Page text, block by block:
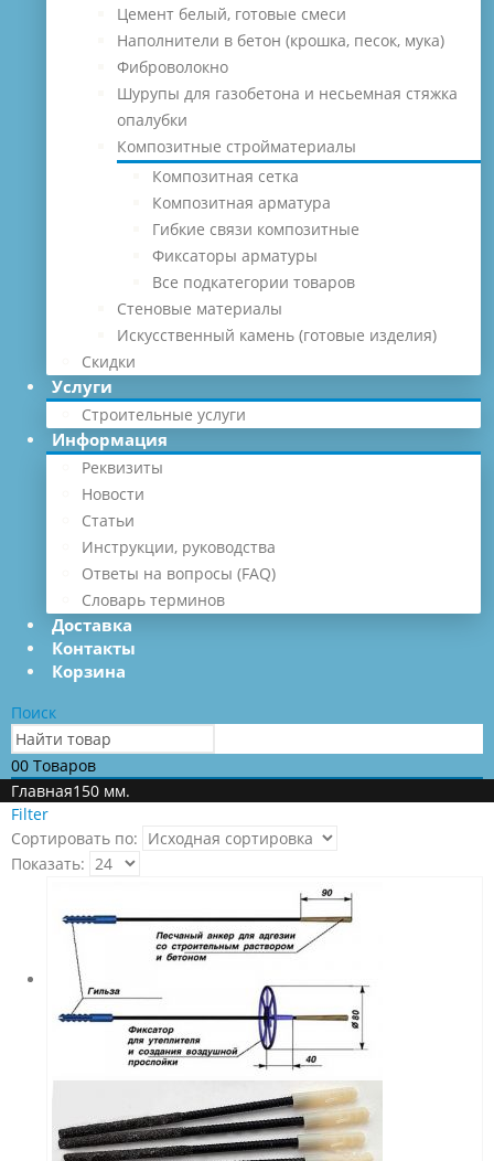
Цемент белый, готовые смеси
Наполнители в бетон (крошка, песок, мука)
Фиброволокно
Шурупы для газобетона и несьемная стяжка
опалубки
Композитные стройматериалы
Композитная сетка
Композитная арматура
Гибкие связи композитные
Фиксаторы арматуры
Все подкатегории товаров
Стеновые материалы
Искусственный камень (готовые изделия)
Скидки
Услуги
Строительные услуги
Информация
Реквизиты
Новости
Статьи
Инструкции, руководства
Ответы на вопросы (FAQ)
Словарь терминов
Доставка
Контакты
Корзина
Поиск
00 Товаров
Главная150 мм.
Filter
Сортировать по:
Показать: